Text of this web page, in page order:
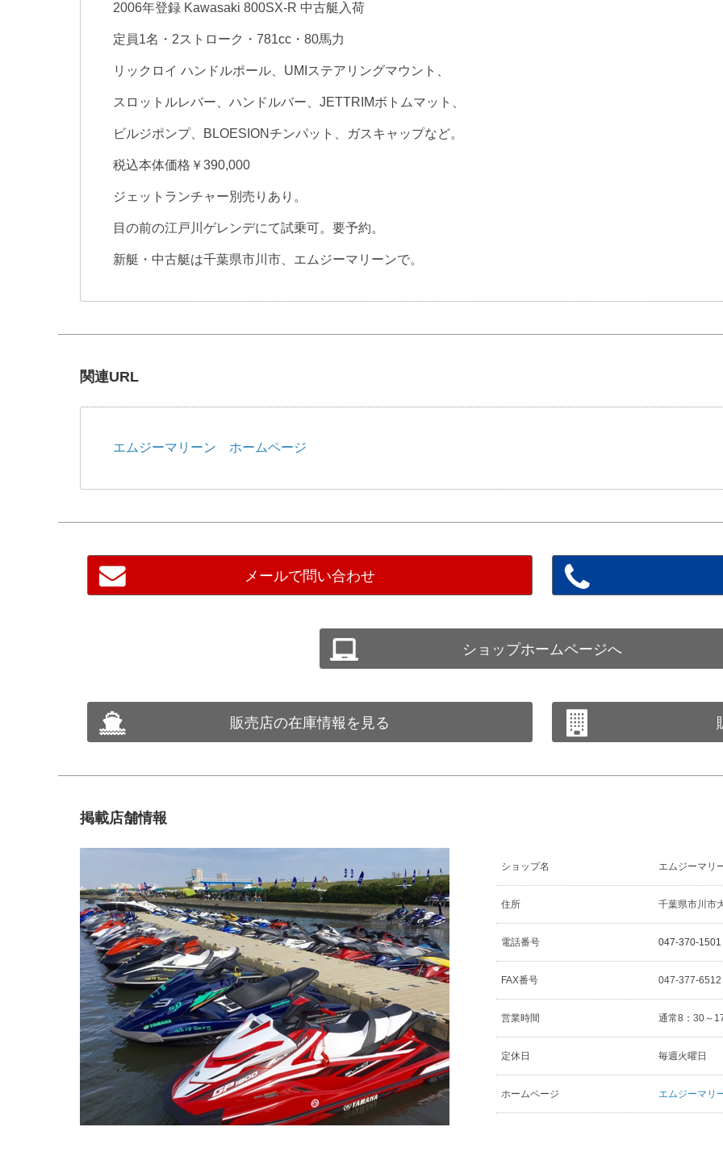
2006年登録 Kawasaki 800SX-R 中古艇入荷
定員1名・2ストローク・781cc・80馬力
リックロイ ハンドルポール、UMIステアリングマウント、
スロットルレバー、ハンドルバー、JETTRIMボトムマット、
ビルジポンプ、BLOESIONチンパット、ガスキャップなど。
税込本体価格￥390,000
ジェットランチャー別売りあり。
目の前の江戸川ゲレンデにて試乗可。要予約。
新艇・中古艇は千葉県市川市、エムジーマリーンで。
関連URL
エムジーマリーン ホームページ
メールで問い合わせ
ショップホームページへ
販売店の在庫情報を見る
掲載店舗情報
ショップ名 エムジーマリ
住所 千葉県市川市
電話番号 047-370-1501
FAX番号 047-377-
営業時間 通常8：30～
定休日 毎週火曜日
ホームページ エムジーマリ